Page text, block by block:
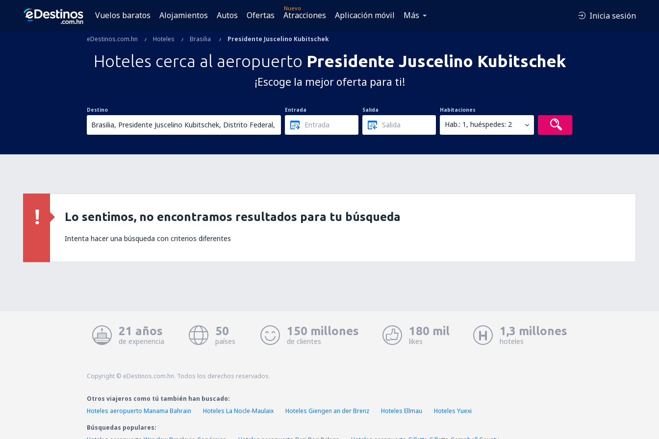
Vuelos baratos Alojamientos Autos Ofertas
Nuevo
Atracciones Aplicación móvil Más Inicia sesión
eDestinos.com.hn Hoteles Brasilia Presidente Juscelino Kubitschek
Hoteles cerca al aeropuerto Presidente Juscelino Kubitschek
¡Escoge la mejor oferta para ti!
Destino Entrada Salida Habitaciones
Hab.: 1, huéspedes: 2
Lo sentimos, no encontramos resultados para tu búsqueda
Intenta hacer una búsqueda con criterios diferentes
21 años
de experiencia
50
países
150 millones
de clientes
180 mil
likes
1,3 millones
hoteles
Copyright © eDestinos.com.hn. Todos los derechos reservados.
Otros viajeros como tú también han buscado:
Hoteles aeropuerto Manama Bahrain
Hoteles La Nocle-Maulaix Hoteles Giengen an der Brenz Hoteles Ellmau
Hoteles Yuexi
Búsquedas populares: